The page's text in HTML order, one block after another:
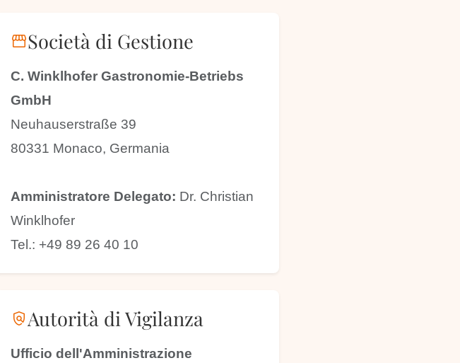
storefrontSocietà di Gestione
C. Winklhofer Gastronomie-Betriebs
GmbH
Neuhauserstraße 39
80331 Monaco, Germania
Amministratore Delegato: Dr. Christian
Winklhofer
Tel.: +49 89 26 40 10
policyAutorità di Vigilanza
Ufficio dell'Amministrazione